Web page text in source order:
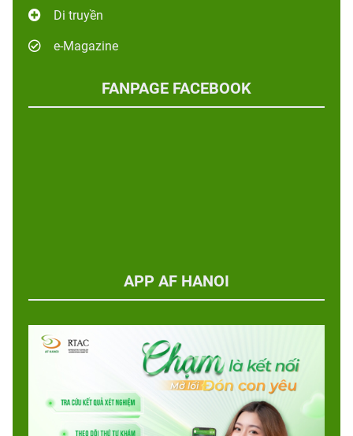
Di truyền
e-Magazine
FANPAGE FACEBOOK
APP AF HANOI